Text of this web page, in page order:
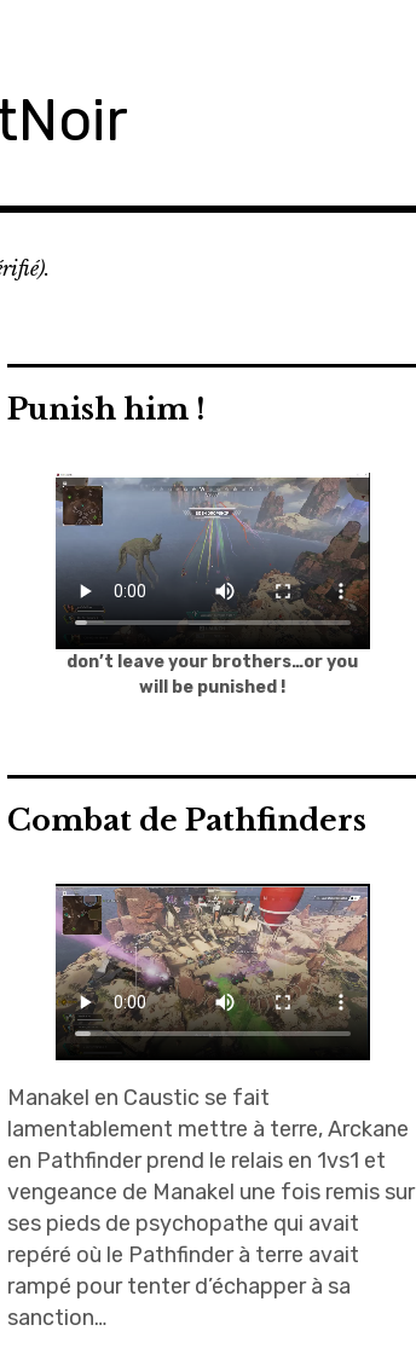
Punish him !
don’t leave your brothers…or you
will be punished !
Combat de Pathfinders
Manakel en Caustic se fait
lamentablement mettre à terre, Arckane
en Pathfinder prend le relais en 1vs1 et
vengeance de Manakel une fois remis sur
ses pieds de psychopathe qui avait
repéré où le Pathfinder à terre avait
rampé pour tenter d’échapper à sa
sanction…